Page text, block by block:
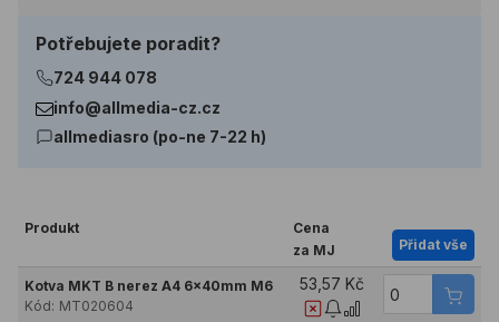
Potřebujete poradit?
724 944 078
info@allmedia-cz.cz
allmediasro (po-ne 7-22 h)
Produkt
Cena
za MJ
Přidat vše
Kotva MKT B nerez A4 6x40mm M6
Kód: MT020604
53,57 Kč